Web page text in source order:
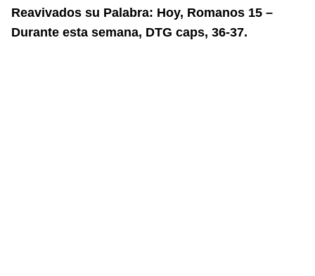
Reavivados su Palabra: Hoy, Romanos 15 –
Durante esta semana, DTG caps, 36-37.